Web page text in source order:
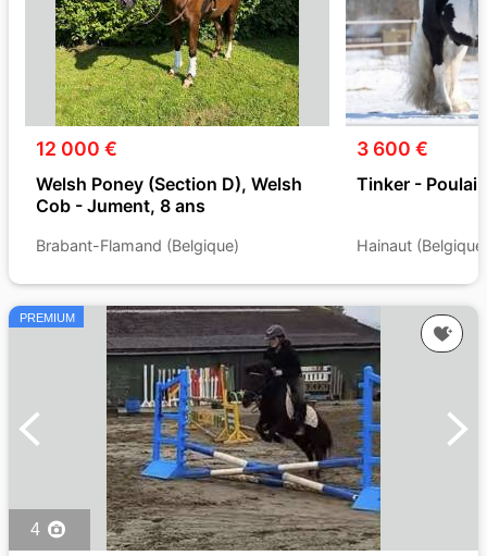
12 000 €
Welsh Poney (Section D), Welsh
Cob - Jument, 8 ans
Brabant-Flamand (Belgique)
3 600 €
Tinker -
Hainaut
PREMIUM
4